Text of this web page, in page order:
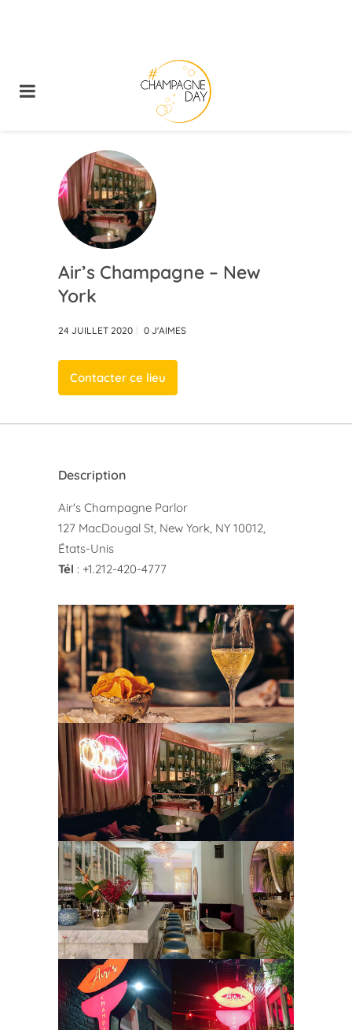
Air’s Champagne – New
York
24 JUILLET 2020 0 J'AIMES
Contacter ce lieu
Description
Air's Champagne Parlor
127 MacDougal St, New York, NY 10012,
États-Unis
Tél : +1.212-420-4777